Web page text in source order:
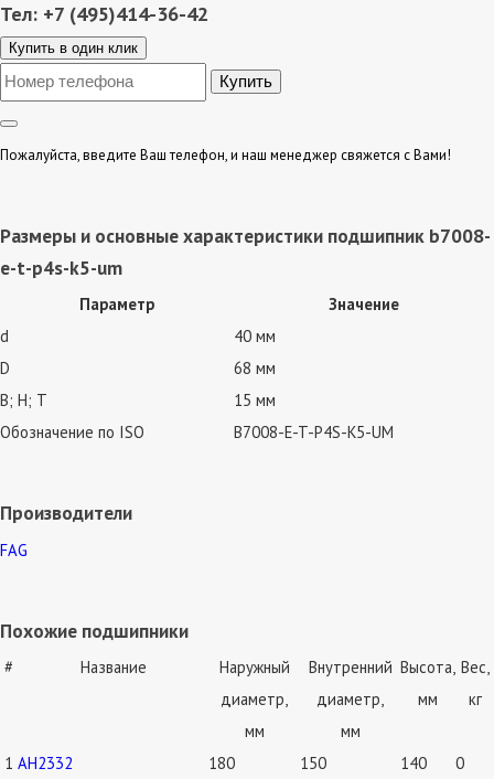
Тел: +7 (495)414-36-42
Купить в один клик
Пожалуйста, введите Ваш телефон, и наш менеджер свяжется с Вами!
Размеры и основные характеристики подшипник b7008-
e-t-p4s-k5-um
Параметр
Значение
d
40 мм
D
68 мм
В; Н; Т
15 мм
Обозначение по ISO
B7008-E-T-P4S-K5-UM
Производители
FAG
Похожие подшипники
# Название
Наружный
диаметр,
мм
Внутренний
диаметр,
мм
Высота,
мм
Вес,
кг
1 AH2332 180 150 140
0